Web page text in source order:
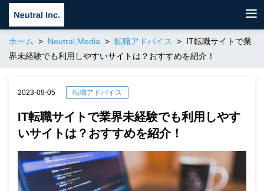
ホーム Neutral,Media 転職アドバイス
IT転職サイトで業
界未経験でも利用しやすいサイトは？おすすめを紹介！
2023-09-05 転職アドバイス
IT転職サイトで業界未経験でも利用しやす
いサイトは？おすすめを紹介！